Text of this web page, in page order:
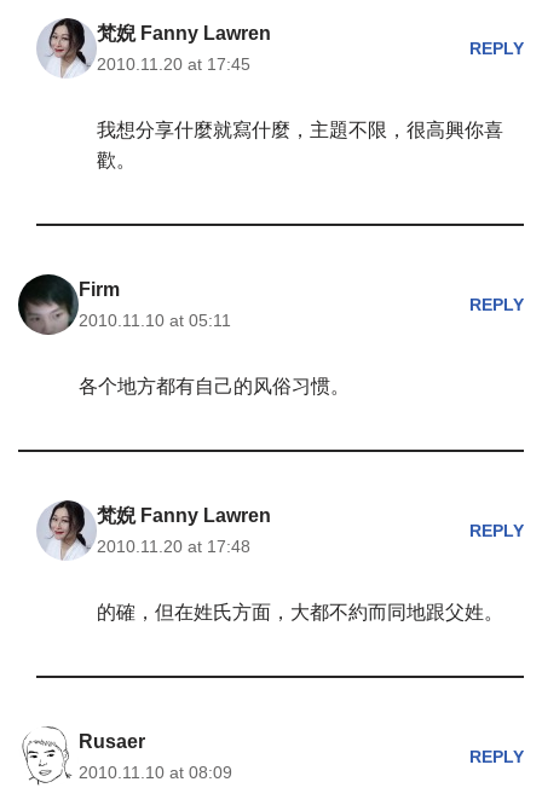
梵婗 Fanny Lawren
2010.11.20 at 17:45
REPLY
我想分享什麼就寫什麼，主題不限，很高興你喜
歡。
Firm
2010.11.10 at 05:11
REPLY
各个地方都有自己的风俗习惯。
梵婗 Fanny Lawren
2010.11.20 at 17:48
REPLY
的確，但在姓氏方面，大都不約而同地跟父姓。
Rusaer
2010.11.10 at 08:09
REPLY